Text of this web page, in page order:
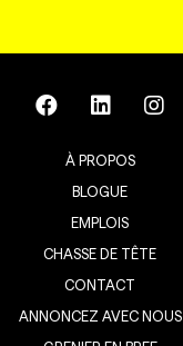
À PROPOS
BLOGUE
EMPLOIS
CHASSE DE TÊTE
CONTACT
ANNONCEZ AVEC NOUS